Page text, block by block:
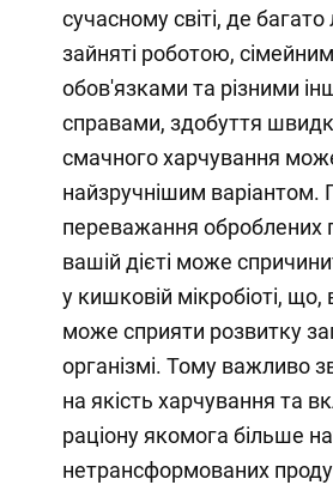
сучасному світі, де
зайняті роботою,
обов'язками та різними
справами, здобуття
смачного харчування
найзручнішим варіантом.
переважання оброблених
вашій дієті може
у кишковій мікробіоті,
може сприяти розвитку
організмі. Тому важливо
на якість харчування та
раціону якомога більше
нетрансформованих